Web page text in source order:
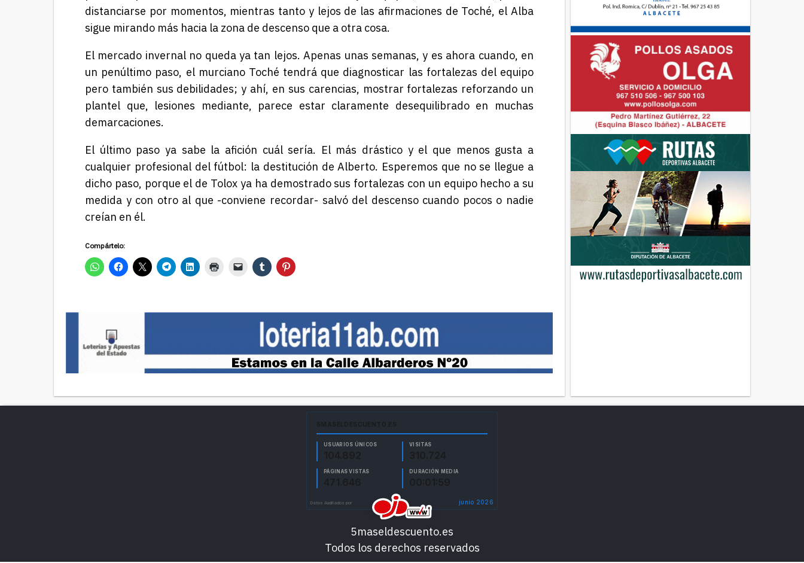
distanciarse por momentos, mientras tanto y lejos de las afirmaciones de Toché, el Alba
sigue mirando más hacia la zona de descenso que a otra cosa.
El mercado invernal no queda ya tan lejos. Apenas unas semanas, y es ahora cuando, en
un penúltimo paso, el murciano Toché tendrá que diagnosticar las fortalezas del equipo
pero también sus debilidades; y ahí, en sus carencias, mostrar fortalezas reforzando un
plantel que, lesiones mediante, parece estar claramente desequilibrado en muchas
demarcaciones.
El último paso ya sabe la afición cuál sería. El más drástico y el que menos gusta a
cualquier profesional del fútbol: la destitución de Alberto. Esperemos que no se llegue a
dicho paso, porque el de Tolox ya ha demostrado sus fortalezas con un equipo hecho a su
medida y con otro al que -conviene recordar- salvó del descenso cuando pocos o nadie
creían en él.
Compártelo:
5maseldescuento.es
Todos los derechos reservados